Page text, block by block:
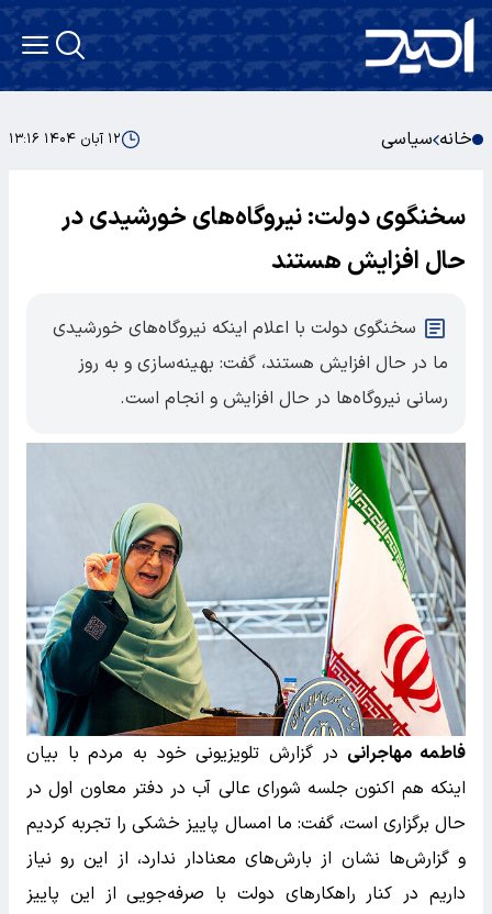
خانه سیاسی ۱۲ آبان ۱۴۰۴ ۱۳:۱۶
سخنگوی دولت: نیروگاه‌های خورشیدی در
حال افزایش هستند
سخنگوی دولت با اعلام اینکه نیروگاه‌های خورشیدی
ما در حال افزایش هستند، گفت: بهینه‌سازی و به روز
رسانی نیروگاه‌ها در حال افزایش و انجام است.
فاطمه مهاجرانی در گزارش تلویزیونی خود به مردم با بیان
اینکه هم اکنون جلسه شورای عالی آب در دفتر معاون اول در
حال برگزاری است، گفت: ما امسال پاییز خشکی را تجربه کردیم
و گزارش‌ها نشان از بارش‌های معنادار ندارد، از این رو نیاز
داریم در کنار راهکارهای دولت با صرفه‌جویی از این پاییز